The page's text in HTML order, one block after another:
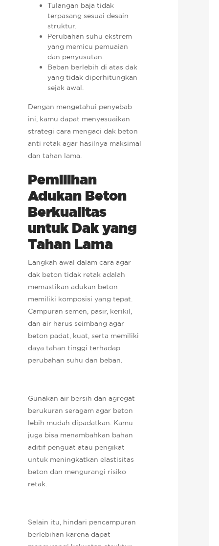
Tulangan baja tidak
terpasang sesuai desain
struktur.
Perubahan suhu ekstrem
yang memicu pemuaian
dan penyusutan.
Beban berlebih di atas dak
yang tidak diperhitungkan
sejak awal.
Dengan mengetahui penyebab
ini, kamu dapat menyesuaikan
strategi cara mengaci dak beton
anti retak agar hasilnya maksimal
dan tahan lama.
Pemilihan
Adukan Beton
Berkualitas
untuk Dak yang
Tahan Lama
Langkah awal dalam cara agar
dak beton tidak retak adalah
memastikan adukan beton
memiliki komposisi yang tepat.
Campuran semen, pasir, kerikil,
dan air harus seimbang agar
beton padat, kuat, serta memiliki
daya tahan tinggi terhadap
perubahan suhu dan beban.
Gunakan air bersih dan agregat
berukuran seragam agar beton
lebih mudah dipadatkan. Kamu
juga bisa menambahkan bahan
aditif penguat atau pengikat
untuk meningkatkan elastisitas
beton dan mengurangi risiko
retak.
Selain itu, hindari pencampuran
berlebihan karena dapat